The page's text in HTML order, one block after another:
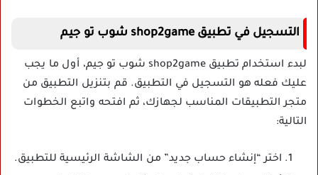
التسجيل في تطبيق shop2game شوب تو جيم
لبدء استخدام تطبيق shop2game شوب تو جيم، أول ما يجب
عليك فعله هو التسجيل في التطبيق. قم بتنزيل التطبيق من
متجر التطبيقات المناسب لجهازك، ثم افتحه واتبع الخطوات
التالية:
اختر “إنشاء حساب جديد” من الشاشة الرئيسية للتطبيق.